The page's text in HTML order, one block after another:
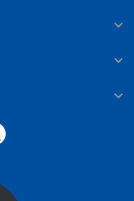


